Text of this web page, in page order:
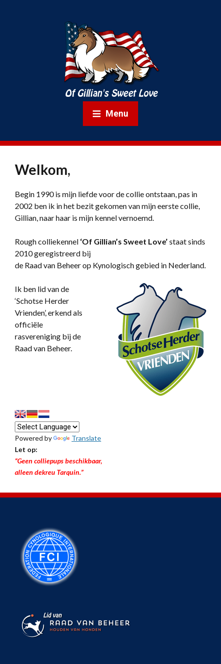
Menu
Welkom,
Begin 1990 is mijn liefde voor de collie ontstaan, pas in
2002 ben ik in het bezit gekomen van mijn eerste collie,
Gillian, naar haar is mijn kennel vernoemd.
Rough colliekennel ‘Of Gillian’s Sweet Love’ staat sinds
2010 geregistreerd bij
de Raad van Beheer op Kynologisch gebied in Nederland.
Ik ben lid van de
‘Schotse Herder
Vrienden’, erkend als
officiële
rasvereniging bij de
Raad van Beheer.
Powered by
Translate
Let op:
“Geen colliepups beschikbaar,
alleen dekreu Tarquin.”